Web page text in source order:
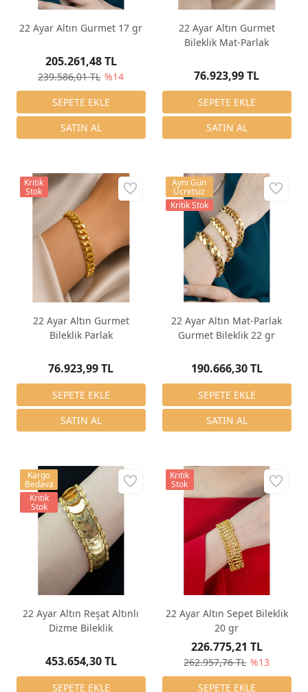
22 Ayar Altın Gurmet 17 gr
239.586,01 TL %14
205.261,48 TL
22 Ayar Altın Gurmet
Bileklik Mat-Parlak
76.923,99 TL
22 Ayar Altın Gurmet
Bileklik Parlak
76.923,99 TL
Kritik
Stok
22 Ayar Altın Mat-Parlak
Gurmet Bileklik 22 gr
190.666,30 TL
Aynı Gün
Ücretsiz
Kritik Stok
22 Ayar Altın Reşat Altınlı
Dizme Bileklik
453.654,30 TL
Kargo
Bedava
Kritik
Stok
22 Ayar Altın Sepet Bileklik
20 gr
262.957,76 TL %13
226.775,21 TL
Kritik
Stok